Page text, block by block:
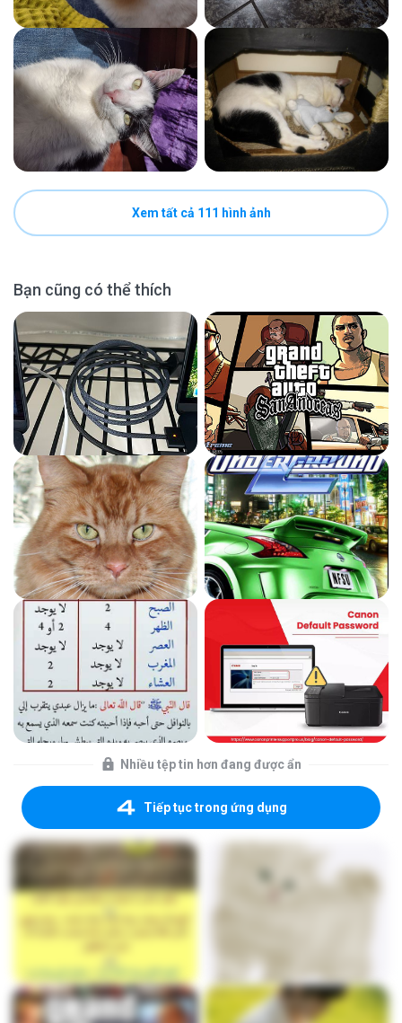
Xem tất cả 111 hình ảnh
Bạn cũng có thể thích
Nhiều tệp tin hơn đang được ẩn
Tiếp tục trong ứng dụng